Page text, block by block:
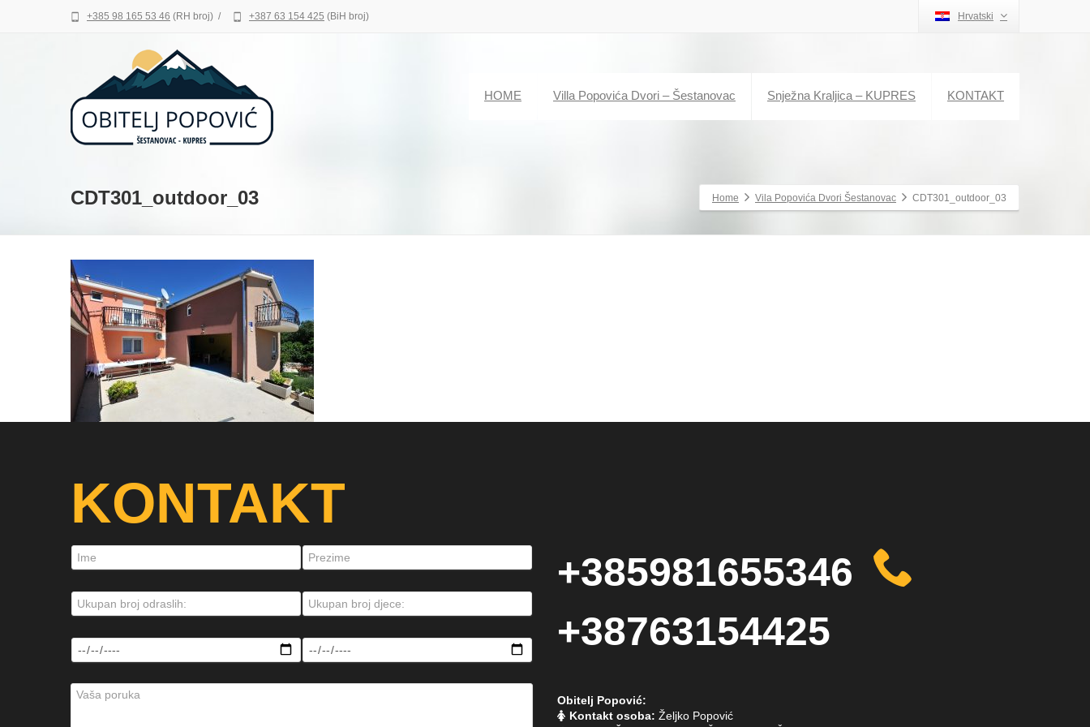
+385 98 165 53 46 (RH broj) / +387 63 154 425 (BiH broj) Hrvatski
HOME Villa Popovića Dvori – Šestanovac Snježna Kraljica – KUPRES KONTAKT
CDT301_outdoor_03 Home Vila Popovića Dvori Šestanovac CDT301_outdoor_03
KONTAKT
+385981655346
+38763154425
Obitelj Popović:
Kontakt osoba: Željko Popović